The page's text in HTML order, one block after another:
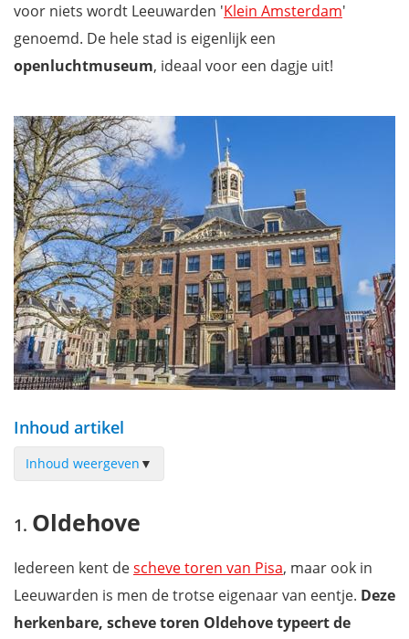
voor niets wordt Leeuwarden 'Klein Amsterdam'
genoemd. De hele stad is eigenlijk een
openluchtmuseum, ideaal voor een dagje uit!
Inhoud artikel
Inhoud weergeven ▼
Keramiekmuseum Princessehof
Oldehove
Iedereen kent descheve toren van Pisa, maar ook in
Leeuwarden is men de trotse eigenaar van eentje. Deze
herkenbare, scheve toren Oldehove typeert de